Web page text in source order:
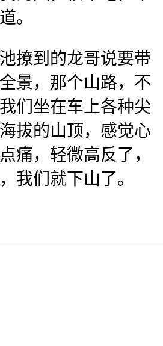
。
撩到的龙哥说要带
景，那个山路，不
们坐在车上各种尖
拔的山顶，感觉心
痛，轻微高反了，
我们就下山了。